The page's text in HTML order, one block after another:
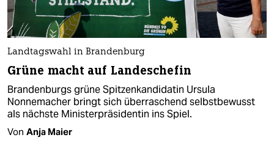
Landtagswahl in Brandenburg
Grüne macht auf Landeschefin
Brandenburgs grüne Spitzenkandidatin Ursula
Nonnemacher bringt sich überraschend selbstbewusst
als nächste Ministerpräsidentin ins Spiel.
Von Anja Maier